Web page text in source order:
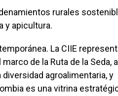
rurales
y apicultura.
La CIIE
de la Ruta de la Seda, al
agroalimentaria, y
es una vitrina